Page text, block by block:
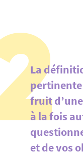
La
fruit
à la fois
et de vos